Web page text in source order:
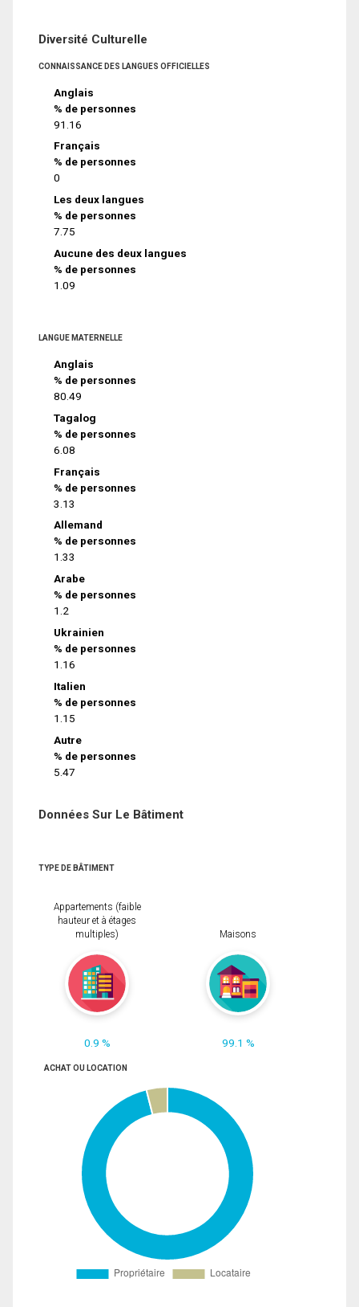
Diversité Culturelle
CONNAISSANCE DES LANGUES OFFICIELLES
Anglais
% de personnes
91.16
Français
% de personnes
0
Les deux langues
% de personnes
7.75
Aucune des deux langues
% de personnes
1.09
LANGUE MATERNELLE
Anglais
% de personnes
80.49
Tagalog
% de personnes
6.08
Français
% de personnes
3.13
Allemand
% de personnes
1.33
Arabe
% de personnes
1.2
Ukrainien
% de personnes
1.16
Italien
% de personnes
1.15
Autre
% de personnes
5.47
Données Sur Le Bâtiment
TYPE DE BÂTIMENT
Appartements (faible
hauteur et à étages
multiples)
0.9 %
Maisons
99.1 %
ACHAT OU LOCATION